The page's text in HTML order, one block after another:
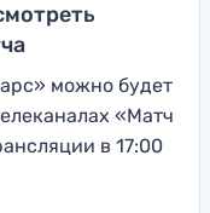
можно будет
«Матч
в 17:00